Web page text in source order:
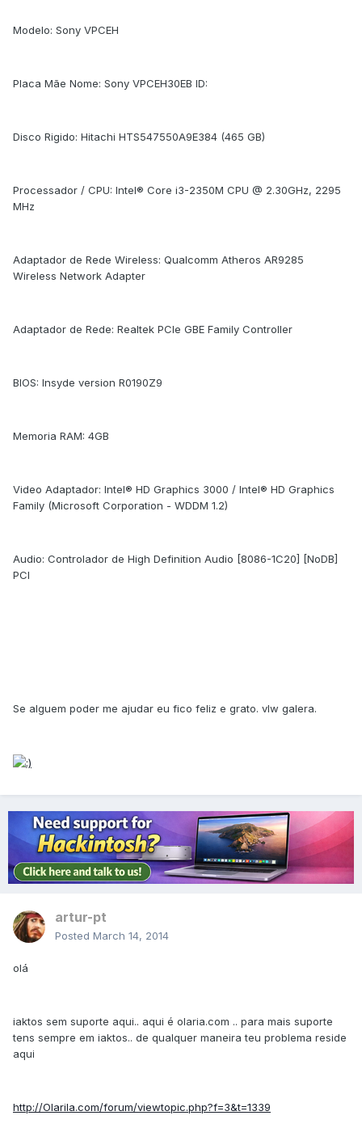
Modelo: Sony VPCEH
Placa Mãe Nome: Sony VPCEH30EB ID:
Disco Rigido: Hitachi HTS547550A9E384 (465 GB)
Processador / CPU: Intel® Core i3-2350M CPU @ 2.30GHz, 2295
MHz
Adaptador de Rede Wireless: Qualcomm Atheros AR9285
Wireless Network Adapter
Adaptador de Rede: Realtek PCIe GBE Family Controller
BIOS: Insyde version R0190Z9
Memoria RAM: 4GB
Video Adaptador: Intel® HD Graphics 3000 / Intel® HD Graphics
Family (Microsoft Corporation - WDDM 1.2)
Audio: Controlador de High Definition Audio [8086-1C20] [NoDB]
PCI
Se alguem poder me ajudar eu fico feliz e grato. vlw galera.
artur-pt
Posted March 14, 2014
olá
iaktos sem suporte aqui.. aqui é olaria.com .. para mais suporte
tens sempre em iaktos.. de qualquer maneira teu problema reside
aqui
http://Olarila.com/forum/viewtopic.php?f=3&t=1339